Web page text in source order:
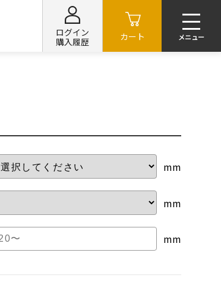
ログイン
購入履歴
カート
mm
mm
mm